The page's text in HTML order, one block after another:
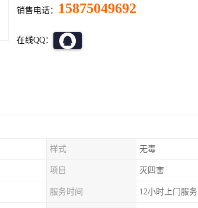
销售电话： 15875049692
在线QQ：
样式 无毒
项目 灭四害
服务时间 12小时上门服务